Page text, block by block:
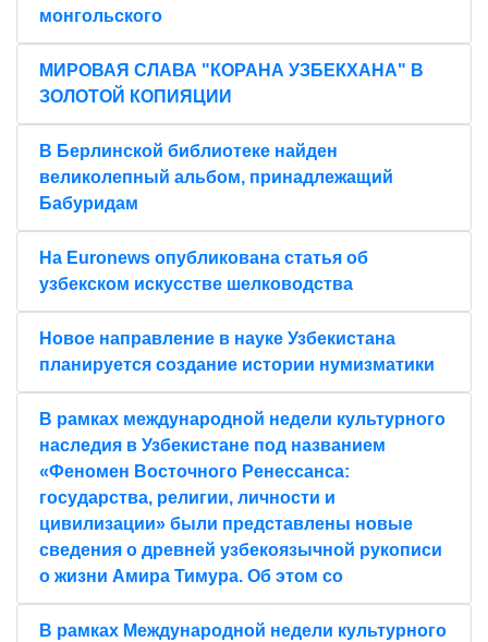
монгольского
МИРОВАЯ СЛАВА "КОРАНА УЗБЕКХАНА" В
ЗОЛОТОЙ КОПИЯЦИИ
В Берлинской библиотеке найден
великолепный альбом, принадлежащий
Бабуридам
На Euronews опубликована статья об
узбекском искусстве шелководства
Новое направление в науке Узбекистана
планируется создание истории нумизматики
В рамках международной недели культурного
наследия в Узбекистане под названием
«Феномен Восточного Ренессанса:
государства, религии, личности и
цивилизации» были представлены новые
сведения о древней узбекоязычной рукописи
о жизни Амира Тимура. Об этом со
В рамках Международной недели культурного